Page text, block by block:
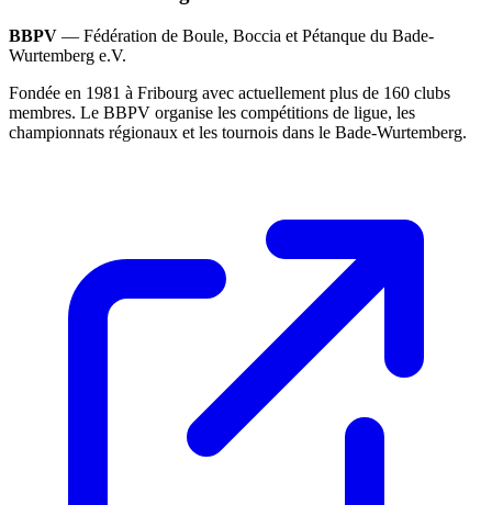
BBPV — Fédération de Boule, Boccia et Pétanque du Bade-
Wurtemberg e.V.
Fondée en 1981 à Fribourg avec actuellement plus de 160 clubs
membres. Le BBPV organise les compétitions de ligue, les
championnats régionaux et les tournois dans le Bade-Wurtemberg.